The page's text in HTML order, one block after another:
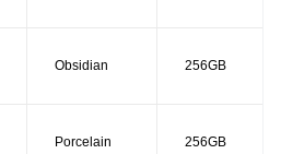
Obsidian 256GB
Porcelain 256GB